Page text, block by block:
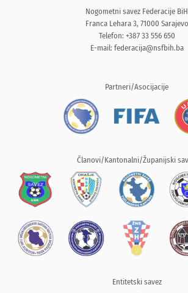
Nogometni savez Federacije BiH
Franca Lehara 3, 71000 Sarajevo
Telefon: +387 33 556 650
E-mail: federacija@nsfbih.ba
Partneri/Asocijacije
Članovi/Kantonalni/Županijski
Entitetski savez